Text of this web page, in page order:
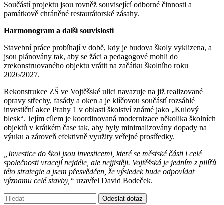
Součástí projektu jsou rovněž související odborné činnosti a
památkově chráněné restaurátorské zásahy.
Harmonogram a další souvislosti
Stavební práce probíhají v době, kdy je budova školy vyklizena, a
jsou plánovány tak, aby se žáci a pedagogové mohli do
zrekonstruovaného objektu vrátit na začátku školního roku
2026/2027.
Rekonstrukce ZŠ ve Vojtěšské ulici navazuje na již realizované
opravy střechy, fasády a oken a je klíčovou součástí rozsáhlé
investiční akce Prahy 1 v oblasti školství známé jako „Kulový
blesk“. Jejím cílem je koordinovaná modernizace několika školních
objektů v krátkém čase tak, aby byly minimalizovány dopady na
výuku a zároveň efektivně využity veřejné prostředky.
„Investice do škol jsou investicemi, které se městské části i celé
společnosti vracejí nejdéle, ale nejjistěji. Vojtěšská je jedním z pilířů
této strategie a jsem přesvědčen, že výsledek bude odpovídat
významu celé stavby,“ uzavřel David Bodeček.
Vyhledávání:
Odeslat dotaz